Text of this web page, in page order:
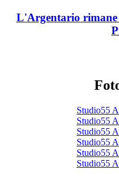
L'Argentario rimane
Studio55
Studio55
Studio55
Studio55
Studio55
Studio55